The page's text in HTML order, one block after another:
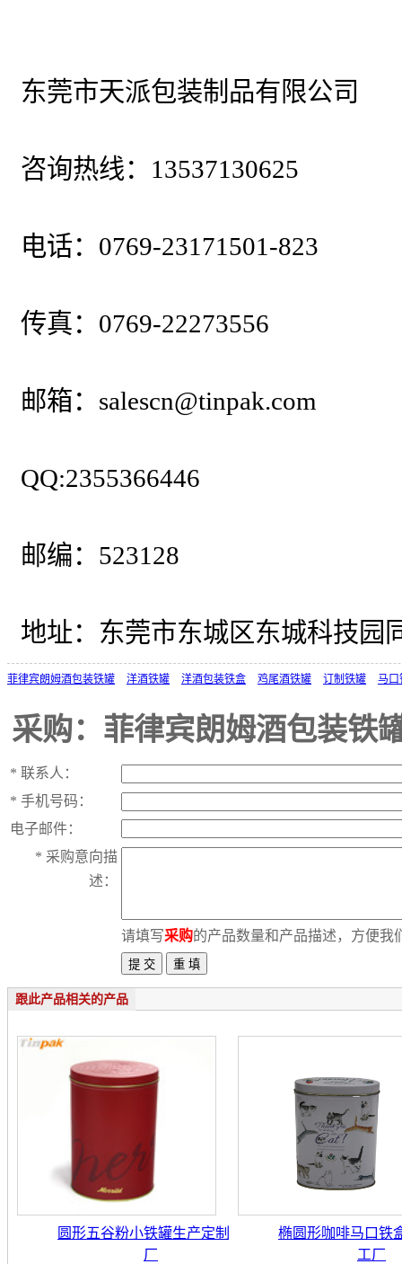
东莞市天派包装制品有限公司
咨询热线：13537130625
电话：0769-23171501-823
传真：0769-22273556
邮箱：salescn@tinpak.com
QQ:2355366446
邮编：523128
地址：东莞市东城区东城科技园
菲律宾朗姆酒包装铁罐 洋酒铁罐 洋酒包装铁盒 鸡尾酒铁罐 订制铁罐 马口
采购：菲律宾朗姆酒包装铁
* 联系人：
* 手机号码：
电子邮件：
* 采购意向描
述：
请填写采购的产品数量和产品描述，方便我
跟此产品相关的产品
圆形五谷粉小铁罐生产定制工
厂
椭圆形咖啡马口铁
工厂